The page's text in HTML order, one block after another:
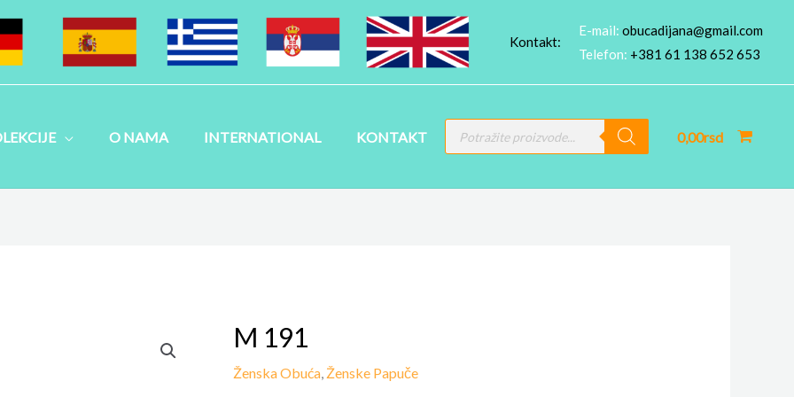
Kontakt:
E-mail: obucadijana@gmail.com
Telefon: +381 61 138 652 653
O NAMA INTERNATIONAL KONTAKT
PRODUCTS
SEARCH
0,00rsd
M 191
Ženska Obuća, Ženske Papuče